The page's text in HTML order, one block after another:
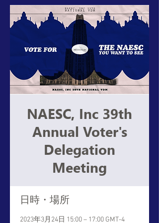
NAESC, Inc 39th
Annual Voter's
Delegation
Meeting
日時・場所
2023年3月24日 15:00 – 17:00 GMT-4